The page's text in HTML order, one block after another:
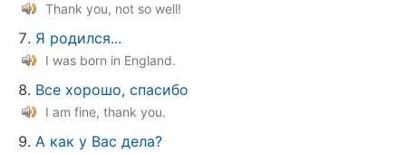
Thank you, not so well!
Я родился...
I was born in England.
Все хорошо, спасибо
I am fine, thank you.
А как у Вас дела?